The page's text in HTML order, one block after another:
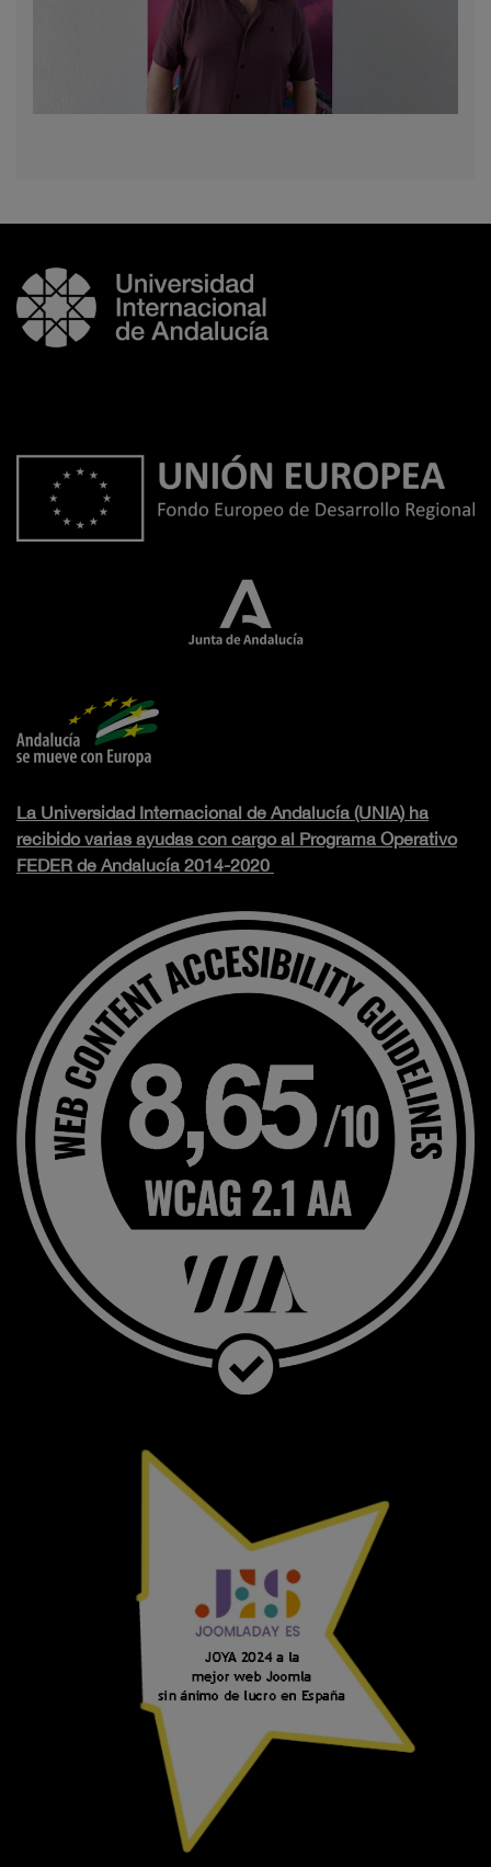
La Universidad Internacional de Andalucía (UNIA) ha
recibido varias ayudas con cargo al Programa Operativo
FEDER de Andalucía 2014-2020